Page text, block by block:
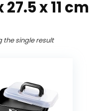
27.5 x 11 cm
the single result